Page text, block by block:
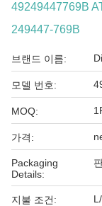
49249447769B
249447-769B
브랜드 이름:
모델 번호:
MOQ:
가격:
Packaging
Details:
지불 조건: